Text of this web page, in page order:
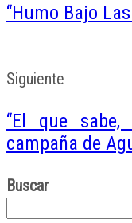
“Humo Bajo
Siguiente
“El que
campaña de
Buscar